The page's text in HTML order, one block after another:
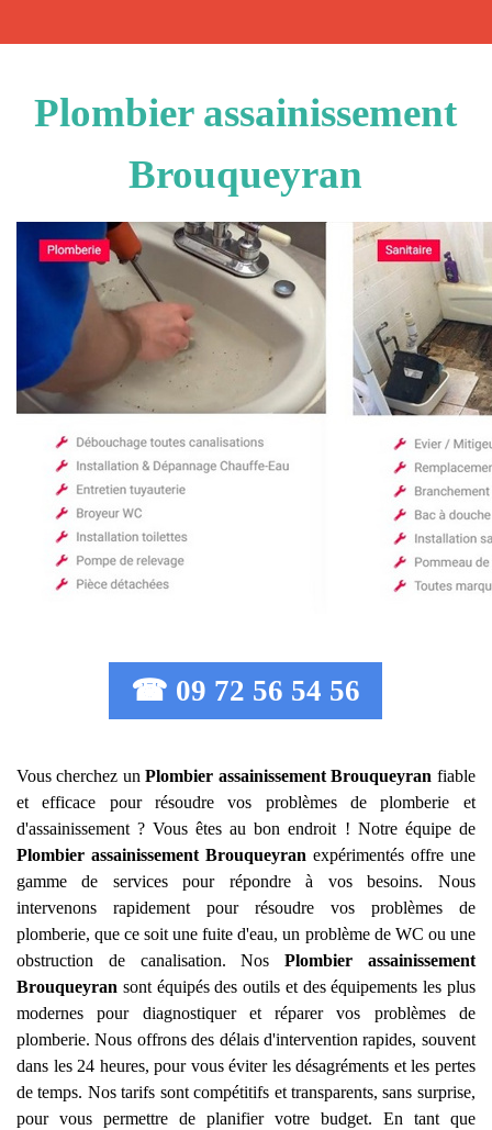
Plombier assainissement
Brouqueyran
☎ 09 72 56 54 56
Vous cherchez unPlombier assainissement Brouqueyran fiable
et efficace pour résoudre vos problèmes de plomberie et
d'assainissement ? Vous êtes au bon endroit ! Notre équipe de
Plombier assainissement Brouqueyran expérimentés offre une
gamme de services pour répondre à vos besoins. Nous
intervenons rapidement pour résoudre vos problèmes de
plomberie, que ce soit une fuite d'eau, un problème de WC ou une
obstruction de canalisation. Nos Plombier assainissement
Brouqueyran sont équipés des outils et des équipements les plus
modernes pour diagnostiquer et réparer vos problèmes de
plomberie. Nous offrons des délais d'intervention rapides, souvent
dans les 24 heures, pour vous éviter les désagréments et les pertes
de temps. Nos tarifs sont compétitifs et transparents, sans surprise,
pour vous permettre de planifier votre budget. En tant que